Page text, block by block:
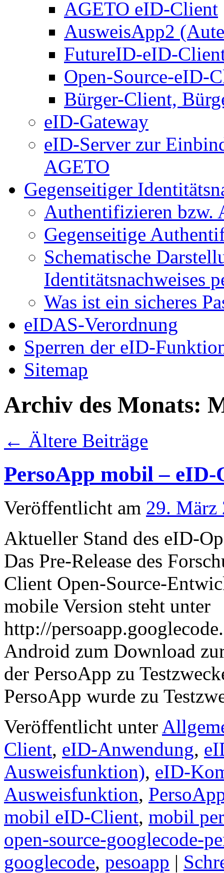
AGETO eID-Client
AusweisApp2
FutureID-eID-
Open-Source-eID-
Bürger-Client,
eID-Gateway
eID-Server zur
AGETO
Gegenseitiger
Authentifizieren bzw.
Gegenseitige
Schematische
Identitätsnachweises
Was ist ein sicheres
eIDAS-Verordnung
Sperren der eID-
Sitemap
Archiv des Monats:
← Ältere Beiträge
PersoApp mobil –
Veröffentlicht am 29. März
Aktueller Stand des eID-
Das Pre-Release des
Client Open-Source-
mobile Version steht unter
http://
Android zum Download
der PersoApp zu
PersoApp wurde zu
Veröffentlicht unter
Client, eID-Anwendung,
Ausweisfunktion), eID-
Ausweisfunktion,
mobil eID-Client, mobil
open-source-googlecode-
googlecode, pesoapp |